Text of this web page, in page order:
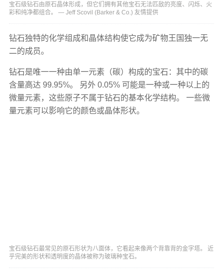
宝石级钻石由原石晶体形成，但它们拥有其他宝石无法匹敌的亮度、闪烁、火
彩和纯净都组合。 — Jeff Scovil (Barker & Co.) 友情提供
钻石独特的化学组成和晶体结构使它成为矿物王国独一无
二的成员。
钻石是唯一一种由单一元素（碳）构成的宝石：其中的碳
含量高达 99.95%。 另外 0.05% 可能是一种或一种以上的
微量元素，这些原子不属于钻石的基本化学结构。 一些微
量元素可以影响它的颜色或晶体形状。
宝石级钻石最常见的原石形状为八面体，它看起来像两个背靠背的金字塔。 近
乎完美的形状和透明度的晶体被称为玻璃种宝石。